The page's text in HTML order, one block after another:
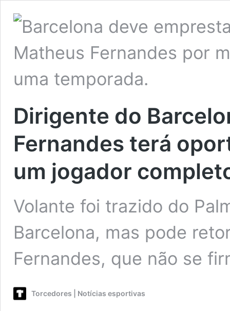
Dirigente do
Fernandes terá
um jogador
Volante foi trazido do
Barcelona, mas pode
Fernandes, que não se
Torcedores | Notícias esportivas